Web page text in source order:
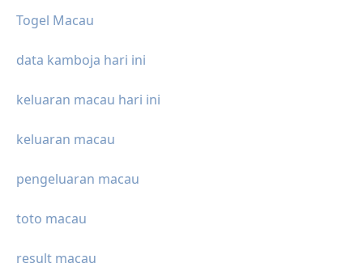
Togel Macau
data kamboja hari ini
keluaran macau hari ini
keluaran macau
pengeluaran macau
toto macau
result macau